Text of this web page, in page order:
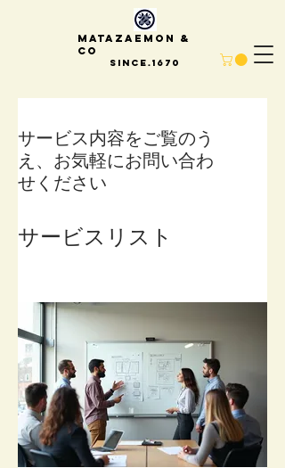
Since.1670
Matazaemon &
Co
サービス内容をご覧のう
え、お気軽にお問い合わ
せください
サービスリスト